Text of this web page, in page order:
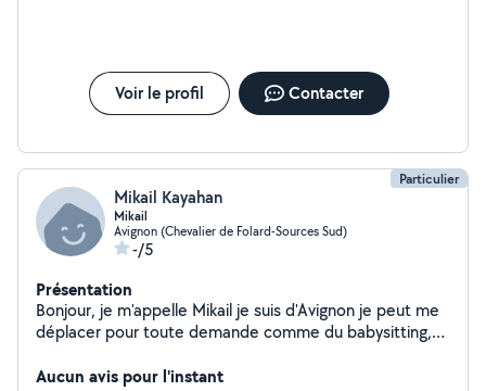
Voir le profil Contacter
Particulier
Mikail Kayahan
Mikail
Avignon (Chevalier de Folard-Sources Sud)
-/5
Présentation
Bonjour, je m'appelle Mikail je suis d'Avignon je peut me
déplacer pour toute demande comme du babysitting,
jardin, peinture. Je suis toujours disponible veuillez me
Aucun avis pour l'instant